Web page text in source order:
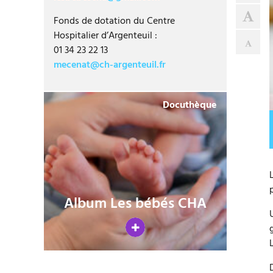
Fonds de dotation du Centre
Hospitalier d’Argenteuil :
01 34 23 22 13
mecenat@ch-argenteuil.fr
Album Les bébés CHA
V
Docuthèque